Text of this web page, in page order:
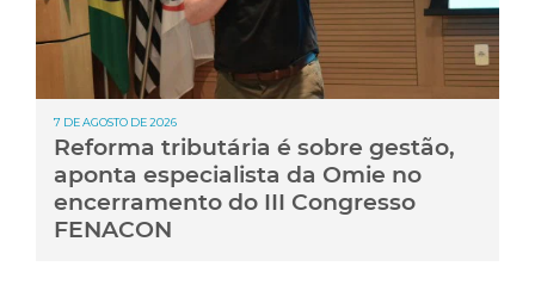
7 DE AGOSTO DE 2026
Reforma tributária é sobre gestão,
aponta especialista da Omie no
encerramento do III Congresso
FENACON